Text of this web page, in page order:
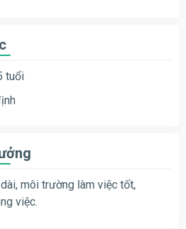
tuổi
môi trường làm việc tốt,
việc.